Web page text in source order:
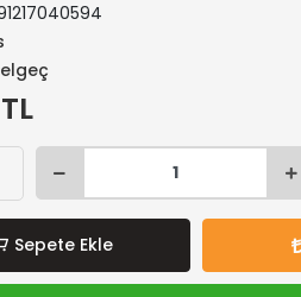
Sepete Ekle